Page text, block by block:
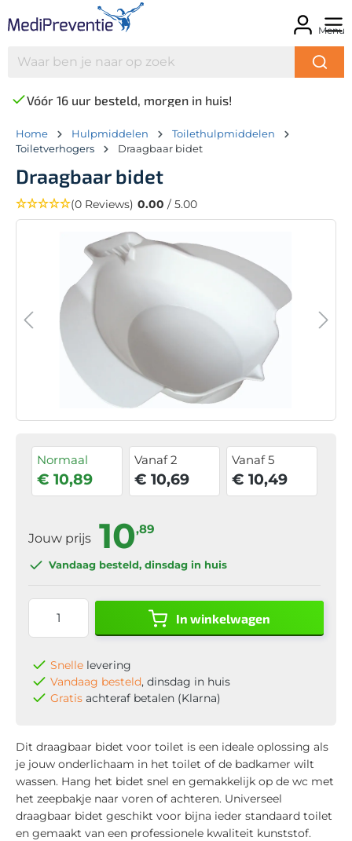
Menu
Vóór 16 uur besteld, morgen in huis!
Home Hulpmiddelen
Toilethulpmiddelen
Toiletverhogers
Draagbaar bidet
Draagbaar bidet
(0 Reviews) 0.00 / 5.00
Normaal
€ 10,89
Vanaf 2
€ 10,69
Vanaf 5
€ 10,49
Jouw prijs 10,89
Vandaag besteld, dinsdag in huis
In winkelwagen
Snelle levering
Vandaag besteld, dinsdag in huis
Gratis achteraf betalen (Klarna)
Dit draagbaar bidet voor toilet is een ideale oplossing als
je jouw onderlichaam in het toilet of de badkamer wilt
wassen. Hang het bidet snel en gemakkelijk op de wc met
het zeepbakje naar voren of achteren. Universeel
draagbaar bidet geschikt voor bijna ieder standaard toilet
en gemaakt van een professionele kwaliteit kunststof.